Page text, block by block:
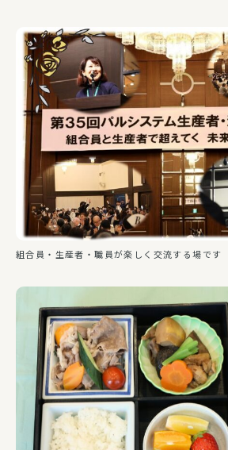
組合員・生産者・職員が楽しく交流する場です